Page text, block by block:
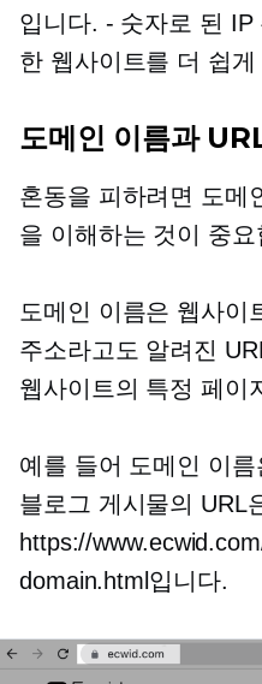
입니다. - 숫자로 된 IP
한 웹사이트를 더 쉽
도메인 이름과
혼동을 피하려면 도메
을 이해하는 것이 중요
도메인 이름은 웹사이
주소라고도 알려진
웹사이트의 특정 페이
예를 들어 도메인 이름
블로그 게시물의 URL
https://
domain.html입니다.